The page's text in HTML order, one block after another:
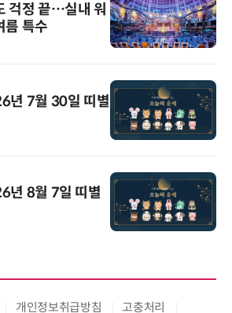
걱정 끝…실내 워
름 특수
년 7월 30일 띠별
년 8월 7일 띠별
개인정보취급방침 고충처리